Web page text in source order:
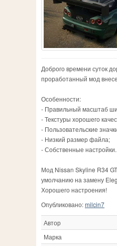
Доброго времени суток
проработанный мод
Особенности:
- Правильный масштаб
- Текстуры хорошего
- Пользовательские
- Низкий размер файла;
- Собственные настройки.
Мод Nissan Skyline R34
умолчанию на замену
Хорошего настроения!
Опубликовано:milcin7
Автор
Марка